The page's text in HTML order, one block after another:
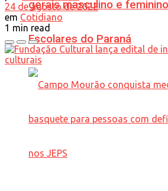
gerais masculino e
Escolares do Paraná
24 de agosto de 2022
em Cotidiano
1 min read